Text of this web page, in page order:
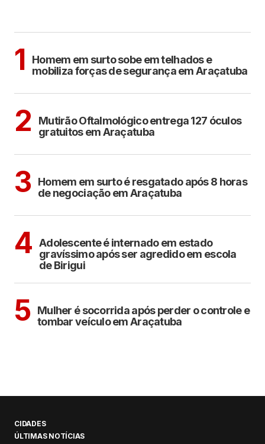
1
Homem em surto sobe em telhados e
mobiliza forças de segurança em Araçatuba
2
Mutirão Oftalmológico entrega 127 óculos
gratuitos em Araçatuba
3 Homem em surto é resgatado após 8 horas
de negociação em Araçatuba
4 Adolescente é internado em estado
gravíssimo após ser agredido em escola
de Birigui
5 Mulher é socorrida após perder o controle e
tombar veículo em Araçatuba
CIDADES
ÚLTIMAS NOTÍCIAS